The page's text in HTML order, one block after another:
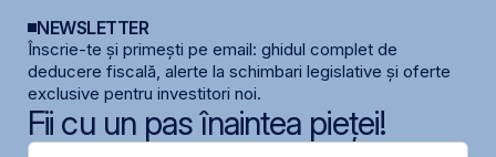
NEWSLETTER
Înscrie-te și primești pe email: ghidul complet de
deducere fiscală, alerte la schimbari legislative și oferte
exclusive pentru investitori noi.
Fii cu un pas înaintea pieței!